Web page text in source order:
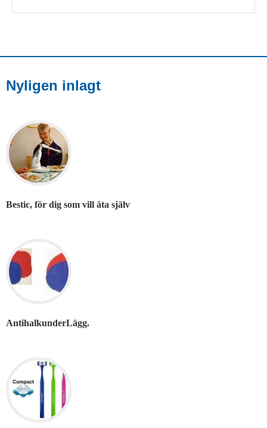
Nyligen inlagt
Bestic, för dig som vill äta själv
AntihalkunderLägg.